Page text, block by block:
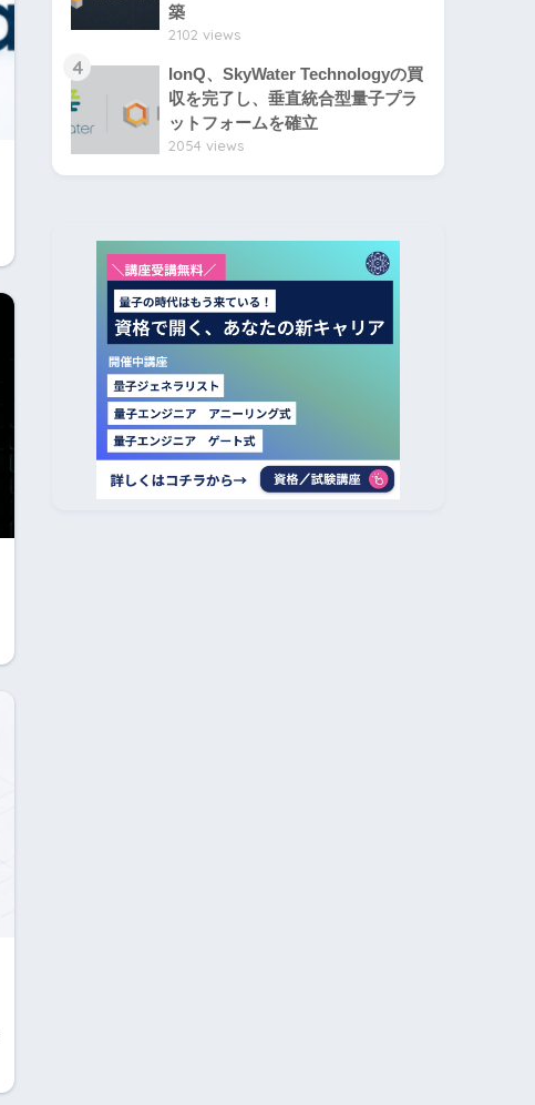
築
2102 views
4
IonQ、SkyWater Technologyの買
収を完了し、垂直統合型量子プラ
ットフォームを確立
2054 views